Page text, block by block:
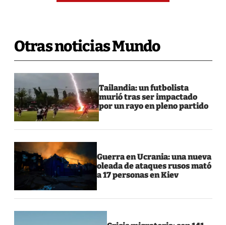
Otras noticias Mundo
Tailandia: un futbolista
murió tras ser impactado
por un rayo en pleno partido
Guerra en Ucrania: una nueva
oleada de ataques rusos mató
a 17 personas en Kiev